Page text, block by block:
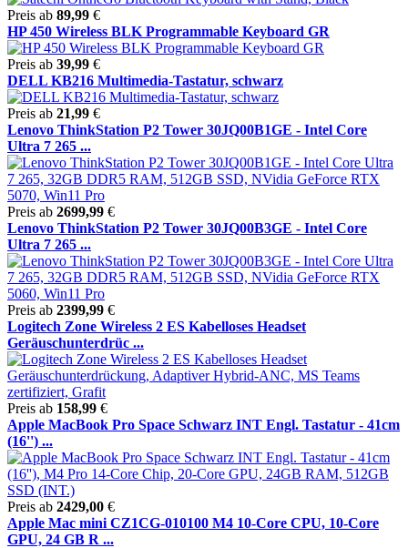
Preis ab 89,99 €
HP 450 Wireless BLK Programmable Keyboard GR
Preis ab 39,99 €
DELL KB216 Multimedia-Tastatur, schwarz
Preis ab 21,99 €
Lenovo ThinkStation P2 Tower 30JQ00B1GE - Intel Core
Ultra 7 265 ...
Preis ab 2699,99 €
Lenovo ThinkStation P2 Tower 30JQ00B3GE - Intel Core
Ultra 7 265 ...
Preis ab 2399,99 €
Logitech Zone Wireless 2 ES Kabelloses Headset
Geräuschunterdrüc ...
Preis ab 158,99 €
Apple MacBook Pro Space Schwarz INT Engl. Tastatur - 41cm
(16'') ...
Preis ab 2429,00 €
Apple Mac mini CZ1CG-010100 M4 10-Core CPU, 10-Core
GPU, 24 GB R ...